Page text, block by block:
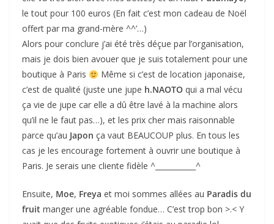
le tout pour 100 euros (En fait c’est mon cadeau de Noël
offert par ma grand-mère ^^’…)
Alors pour conclure j’ai été très déçue par l’organisation,
mais je dois bien avouer que je suis totalement pour une
boutique à Paris
Même si c’est de location japonaise,
c’est de qualité (juste une jupe h.NAOTO qui a mal vécu
ça vie de jupe car elle a dû être lavé à la machine alors
qu’il ne le faut pas…), et les prix cher mais raisonnable
parce qu’au Japon ça vaut BEAUCOUP plus. En tous les
cas je les encourage fortement à ouvrir une boutique à
Paris. Je serais une cliente fidèle ^___________^
Ensuite, Moe, Freya et moi sommes allées au Paradis du
fruit manger une agréable fondue… C’est trop bon >.< Y